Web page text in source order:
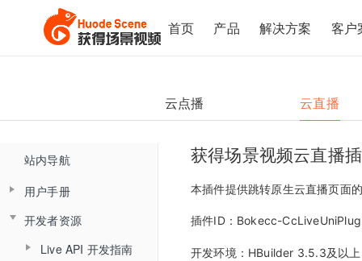
首页 产品 解决方案 客户
云点播 云直播
站内导航
用户手册
产品简介
开发者资源
Live API 开发指南
获得场景视频云直播
本插件提供跳转原生云直播页面
插件ID：Bokecc-
开发环境：HBuilder 3.5.3及以